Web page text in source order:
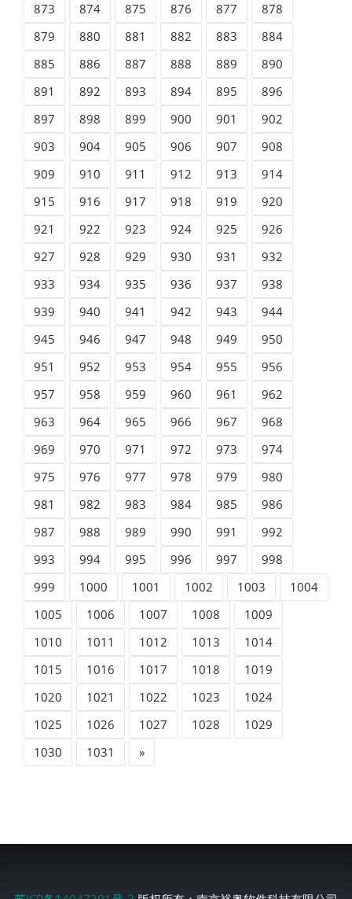
873
874 875 876 877
878
879
880 881 882 883
884
885
886 887 888 889
890
891
892 893 894 895
896
897
898 899 900 901
902
903
904 905 906 907
908
909
910 911 912 913
914
915
916 917 918 919
920
921
922 923 924 925
926
927
928 929 930 931
932
933
934 935 936 937
938
939
940 941 942 943
944
945
946 947 948 949
950
951
952 953 954 955
956
957
958 959 960 961
962
963
964 965 966 967
968
969
970 971 972 973
974
975
976 977 978 979
980
981
982 983 984 985
986
987
988 989 990 991
992
993
994 995 996 997
998
999
1000 1001 1002 1003
1004
1005
1006 1007 1008
1009
1010
1011 1012 1013
1014
1015
1016 1017 1018
1019
1020
1021 1022 1023
1024
1025
1026 1027 1028
1029
1030
1031 »